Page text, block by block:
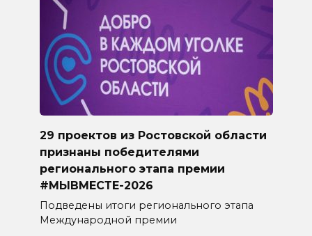
29 проектов из Ростовской области
признаны победителями
регионального этапа премии
#МЫВМЕСТЕ-2026
Подведены итоги регионального этапа
Международной премии